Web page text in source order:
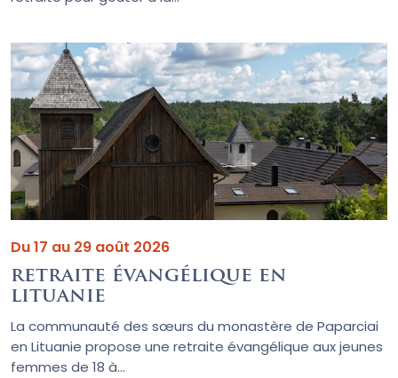
Du 17 au 29 août 2026
retraite évangélique en
lituanie
La communauté des sœurs du monastère de Paparciai
en Lituanie propose une retraite évangélique aux jeunes
femmes de 18 à...